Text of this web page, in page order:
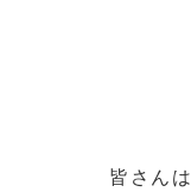
皆さんは